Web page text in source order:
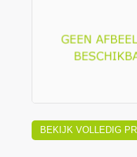
BEKIJK VOLLEDIG